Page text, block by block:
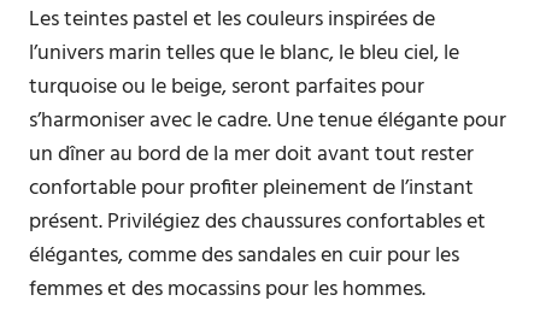
Les teintes pastel et les couleurs inspirées de
l’univers marin telles que le blanc, le bleu ciel, le
turquoise ou le beige, seront parfaites pour
s’harmoniser avec le cadre. Une tenue élégante pour
un dîner au bord de la mer doit avant tout rester
confortable pour profiter pleinement de l’instant
présent. Privilégiez des chaussures confortables et
élégantes, comme des sandales en cuir pour les
femmes et des mocassins pour les hommes.